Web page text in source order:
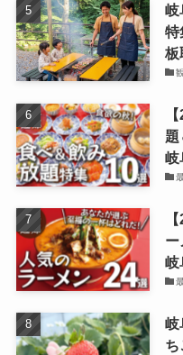
岐
特
板
題
岐
ー
岐
岐
ち